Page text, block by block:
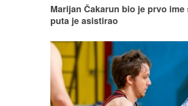
Marijan Čakarun bio je prvo
puta je asistirao